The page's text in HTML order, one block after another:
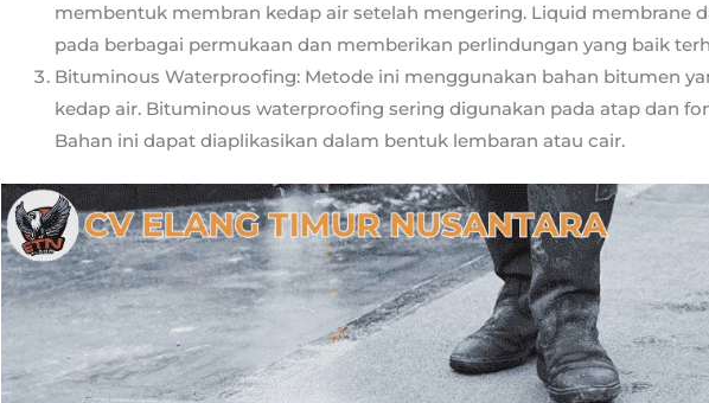
membentuk membran kedap air setelah mengering. Liquid membrane
pada berbagai permukaan dan memberikan perlindungan yang baik
Bituminous Waterproofing: Metode ini menggunakan bahan bitumen
kedap air. Bituminous waterproofing sering digunakan pada atap dan
Bahan ini dapat diaplikasikan dalam bentuk lembaran atau cair.